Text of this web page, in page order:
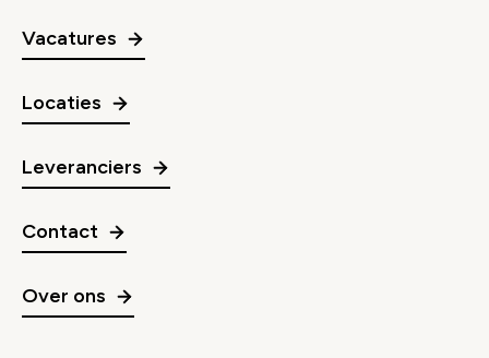
Vacatures
Locaties
Leveranciers
Contact
Over ons